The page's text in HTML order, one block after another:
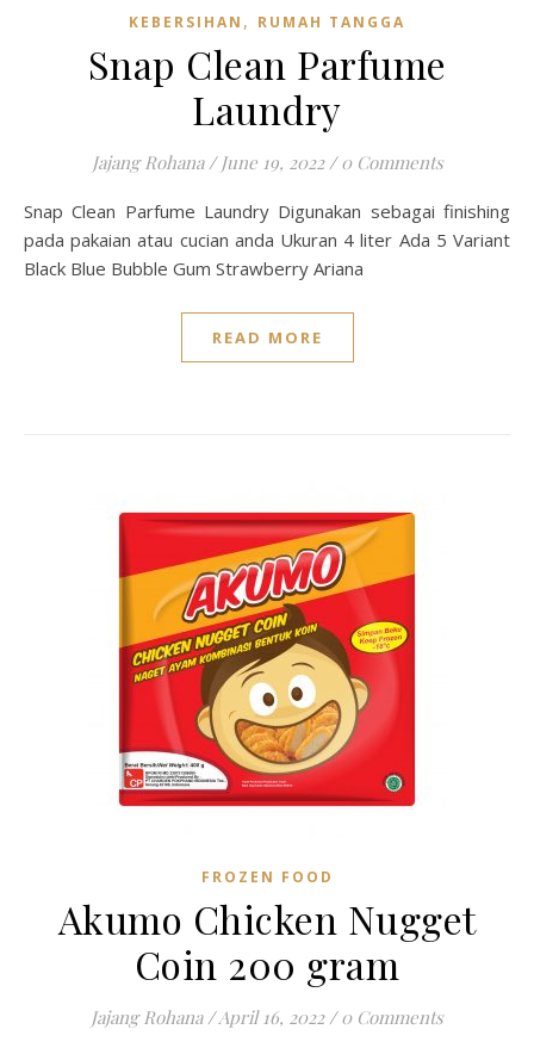
KEBERSIHAN , RUMAH TANGGA
Snap Clean Parfume
Laundry
Jajang Rohana / June 19, 2022 / 0 Comments
Snap Clean Parfume Laundry Digunakan sebagai finishing
pada pakaian atau cucian anda Ukuran 4 liter Ada 5 Variant
Black Blue Bubble Gum Strawberry Ariana
READ MORE
FROZEN FOOD
Akumo Chicken Nugget
Coin 200 gram
Jajang Rohana /April 16, 2022 / 0 Comments